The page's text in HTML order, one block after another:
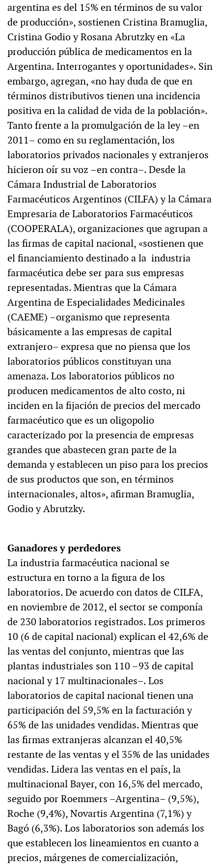
argentina es del 15% en términos de su valor
de producción», sostienen Cristina Bramuglia,
Cristina Godio y Rosana Abrutzky en «La
producción pública de medicamentos en la
Argentina. Interrogantes y oportunidades». Sin
embargo, agregan, «no hay duda de que en
términos distributivos tienen una incidencia
positiva en la calidad de vida de la población».
Tanto frente a la promulgación de la ley –en
2011– como en su reglamentación, los
laboratorios privados nacionales y extranjeros
hicieron oír su voz –en contra–. Desde la
Cámara Industrial de Laboratorios
Farmacéuticos Argentinos (CILFA) y la Cámara
Empresaria de Laboratorios Farmacéuticos
(COOPERALA), organizaciones que agrupan a
las firmas de capital nacional, «sostienen que
el financiamiento destinado a la industria
farmacéutica debe ser para sus empresas
representadas. Mientras que la Cámara
Argentina de Especialidades Medicinales
(CAEME) –organismo que representa
básicamente a las empresas de capital
extranjero– expresa que no piensa que los
laboratorios públicos constituyan una
amenaza. Los laboratorios públicos no
producen medicamentos de alto costo, ni
inciden en la fijación de precios del mercado
farmacéutico que es un oligopolio
caracterizado por la presencia de empresas
grandes que abastecen gran parte de la
demanda y establecen un piso para los precios
de sus productos que son, en términos
internacionales, altos», afirman Bramuglia,
Godio y Abrutzky.
Ganadores y perdedores
La industria farmacéutica nacional se
estructura en torno a la figura de los
laboratorios. De acuerdo con datos de CILFA,
en noviembre de 2012, el sector se componía
de 230 laboratorios registrados. Los primeros
10 (6 de capital nacional) explican el 42,6% de
las ventas del conjunto, mientras que las
plantas industriales son 110 –93 de capital
nacional y 17 multinacionales–. Los
laboratorios de capital nacional tienen una
participación del 59,5% en la facturación y
65% de las unidades vendidas. Mientras que
las firmas extranjeras alcanzan el 40,5%
restante de las ventas y el 35% de las unidades
vendidas. Lidera las ventas en el país, la
multinacional Bayer, con 16,5% del mercado,
seguido por Roemmers –Argentina– (9,5%),
Roche (9,4%), Novartis Argentina (7,1%) y
Bagó (6,3%). Los laboratorios son además los
que establecen los lineamientos en cuanto a
precios, márgenes de comercialización,